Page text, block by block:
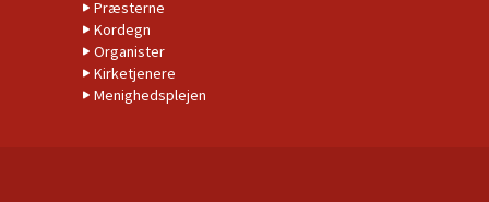
Præsterne
Kordegn
Organister
Kirketjenere
Menighedsplejen